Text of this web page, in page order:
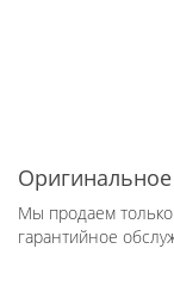
Оригинальное
Мы продаем
гарантийное